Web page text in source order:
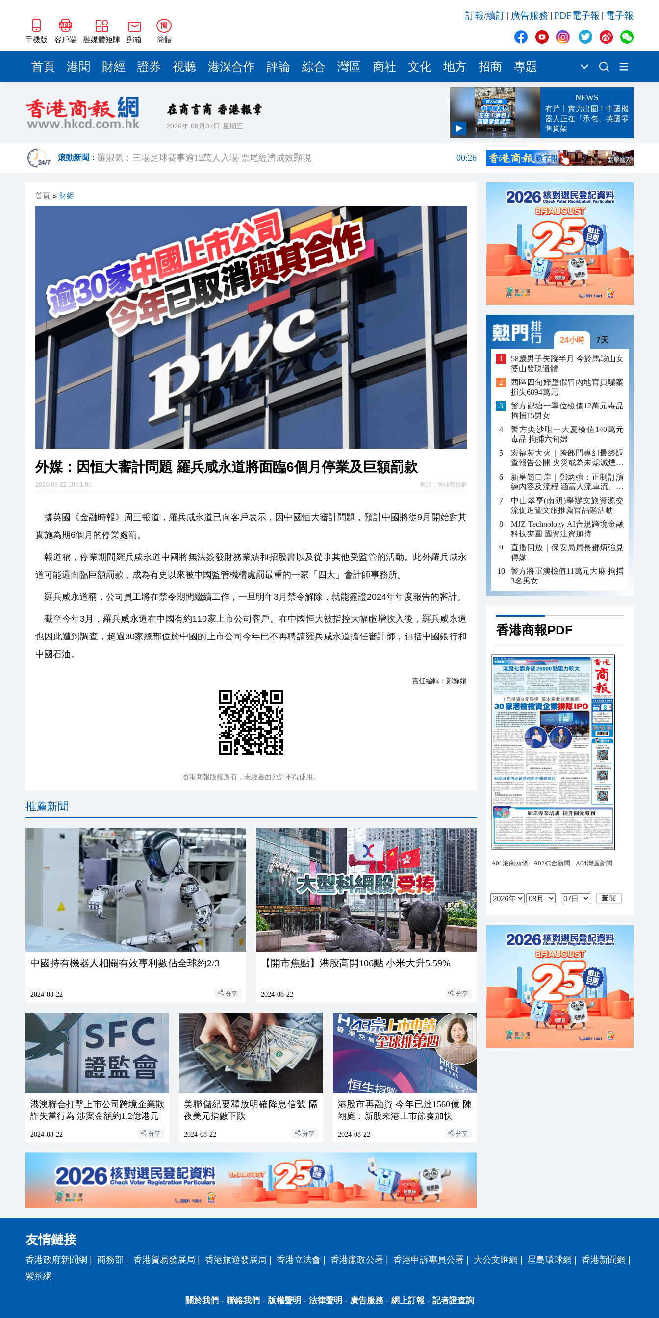
手機版 客戶端 融媒體矩陣 郵箱
簡
簡體
訂報/續訂 廣告服務 PDF電子報 電子報
首頁 港聞 財經 證券 視聽 港深合作 評論 綜合 灣區 商社 文化 地方 招商 專題
2026年 08月07日 星期五
NEWS
有片丨實力出圈！中國機
器人正在「承包」英國零
售貨架
滾動新聞：
00:45
羅淑佩：三場足球賽事逾12萬人入場 票尾經濟成效顯現
00:26
社署籲市民提防偽冒社署通訊程式賬戶
23:38
李家超：鼓勵保險業開發跨境產品 便利灣區居民
車路士主帥星將粉嶺揮桿 為香港行畫圓滿句號
首頁 > 財經
外媒：因恒大審計問題 羅兵咸永道將面臨6個月停業及巨額罰款
2024-08-22 10:01:00 來源： 香港商報網
據英國《金融時報》周三報道，羅兵咸永道已向客戶表示，因中國恒大審計問題，預計中國將從9月開始對其
實施為期6個月的停業處罰。
報道稱，停業期間羅兵咸永道中國將無法簽發財務業績和招股書以及從事其他受監管的活動。此外羅兵咸永
道可能還面臨巨額罰款，成為有史以來被中國監管機構處罰最重的一家「四大」會計師事務所。
羅兵咸永道稱，公司員工將在禁令期間繼續工作，一旦明年3月禁令解除，就能簽證2024年年度報告的審計。
截至今年3月，羅兵咸永道在中國有約110家上市公司客戶。在中國恒大被指控大幅虛增收入後，羅兵咸永道
也因此遭到調查，超過30家總部位於中國的上市公司今年已不再聘請羅兵咸永道擔任審計師，包括中國銀行和
中國石油。
責任編輯： 鄭嬋娟
香港商報版權所有，未經書面允許不得使用。
推薦新聞
中國持有機器人相關有效專利數佔全球約2/3
2024-08-22 分享
【開市焦點】港股高開106點 小米大升5.59%
2024-08-22 分享
港澳聯合打擊上市公司跨境企業欺
詐失當行為 涉案金額約1.2億港元
2024-08-22 分享
美聯儲紀要釋放明確降息信號 隔
夜美元指數下跌
2024-08-22 分享
港股市再融資 今年已達1560億 陳
翊庭：新股來港上市節奏加快
2024-08-22 分享
24小時 7天
58歲男子失蹤半月 今於馬鞍山女
婆山發現遺體
西區四旬婦墮假冒內地官員騙案
損失6894萬元
警方觀塘一單位檢值12萬元毒品
拘捕15男女
警方尖沙咀一大廈檢值140萬元
毒品 拘捕六旬婦
宏福苑大火｜跨部門專組最終調
查報告公開 火災或為未熄滅煙頭
引發
新皇崗口岸｜鄧炳強：正制訂演
練內容及流程 涵蓋人流車流、緊
急應變等
中山翠亨(南朗)舉辦文旅資源交
流促進暨文旅推薦官品鑑活動
MJZ Technology AI合規跨境金融
科技突圍 國資注資加持
直播回放｜保安局局長鄧炳強見
傳媒
警方將軍澳檢值11萬元大麻 拘捕
3名男女
香港商報PDF
友情鏈接
香港政府新聞網 商務部 香港貿易發展局 香港旅遊發展局 香港立法會 香港廉政公署 香港申訴專員公署 大公文匯網 星島環球網 香港新聞網
紫荊網
關於我們 - 聯絡我們 - 版權聲明 - 法律聲明 - 廣告服務- 網上訂報 - 記者證查詢